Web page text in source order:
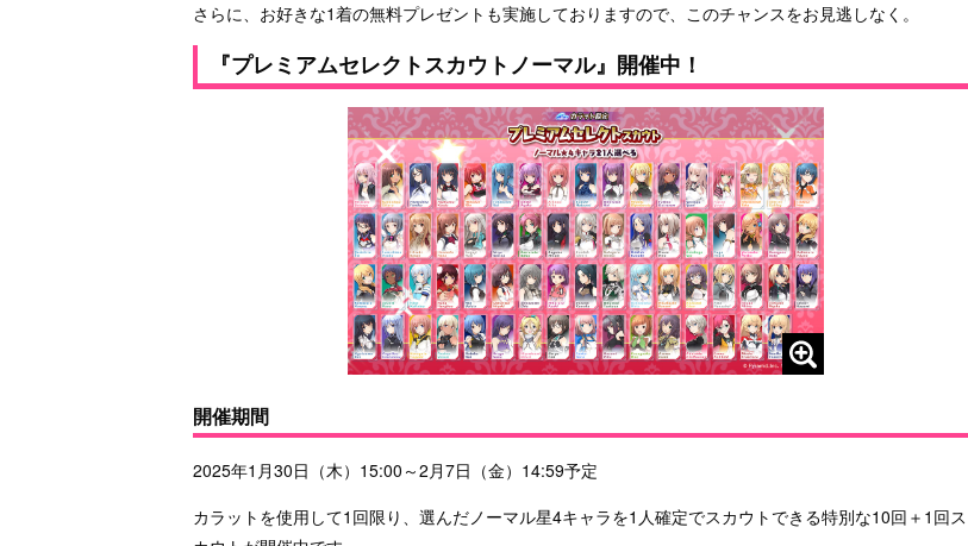
さらに、お好きな1着の無料プレゼントも実施しておりますので、このチャンスをお見逃しなく。
『プレミアムセレクトスカウトノーマル』開催中！
開催期間
2025年1月30日（木）15:00～2月7日（金）14:59予定
カラットを使用して1回限り、選んだノーマル星4キャラを1人確定でスカウトできる特別な10回＋1回ス